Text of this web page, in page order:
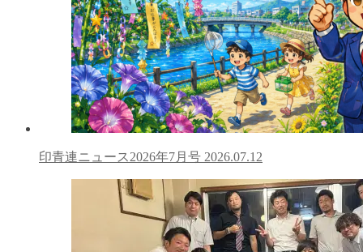
印青連ニュース2026年7月号 2026.07.12